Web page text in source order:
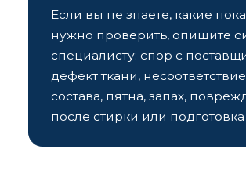
Если вы не знаете, какие
нужно проверить, опишите
специалисту: спор с
дефект ткани, несоответствие
состава, пятна, запах,
после стирки или подготовка